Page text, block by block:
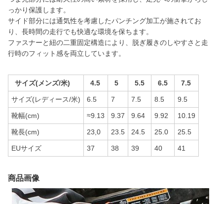
っかり保護します。
サイド部分には通気性を考慮したパンチング加工が施されてお
り、長時間の走行でも快適な環境を保ちます。
ファスナーと紐の二重固定構造により、脱ぎ履きのしやすさと走
行時のフィット感を両立しています。
サイズ(メンズ/米) 4.5 5 5.5 6.5 7.5
サイズ(レディース/米) 6.5 7 7.5 8.5 9.5
靴幅(cm) ≈9.13 9.37 9.64 9.92 10.19
靴長(cm) 23,0 23.5 24.5 25.0 25.5
EUサイズ 37 38 39 40 41
商品画像